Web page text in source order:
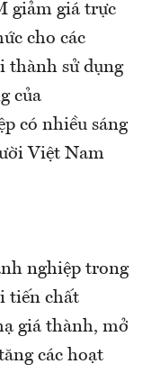
giảm giá trực
cho các
thành sử dụng
của
có nhiều sáng
Việt Nam
nghiệp trong
tiến chất
giá thành, mở
các hoạt